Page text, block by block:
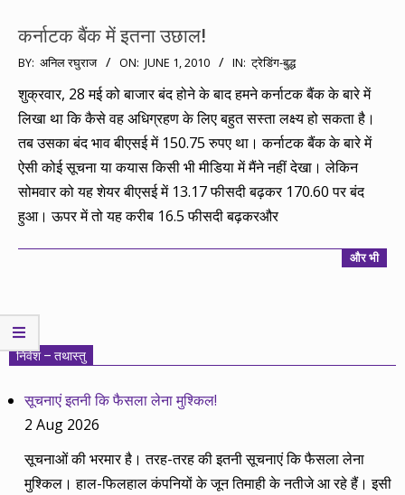
कर्नाटक बैंक में इतना उछाल!
2010-
01
BY: अनिल रघुराज ON: JUNE 1, 2010 IN: ट्रेडिंग-बुद्ध
शुक्रवार, 28 मई को बाजार बंद होने के बाद हमने कर्नाटक बैंक के बारे में
लिखा था कि कैसे वह अधिग्रहण के लिए बहुत सस्ता लक्ष्य हो सकता है।
तब उसका बंद भाव बीएसई में 150.75 रुपए था। कर्नाटक बैंक के बारे में
ऐसी कोई सूचना या कयास किसी भी मीडिया में मैंने नहीं देखा। लेकिन
सोमवार को यह शेयर बीएसई में 13.17 फीसदी बढ़कर 170.60 पर बंद
हुआ। ऊपर में तो यह करीब 16.5 फीसदी बढ़करऔर
और भी
निवेश – तथास्तु
सूचनाएं इतनी कि फैसला लेना मुश्किल!
2 Aug 2026
सूचनाओं की भरमार है। तरह-तरह की इतनी सूचनाएं कि फैसला लेना
मुश्किल। हाल-फिलहाल कंपनियों के जून तिमाही के नतीजे आ रहे हैं। इसी